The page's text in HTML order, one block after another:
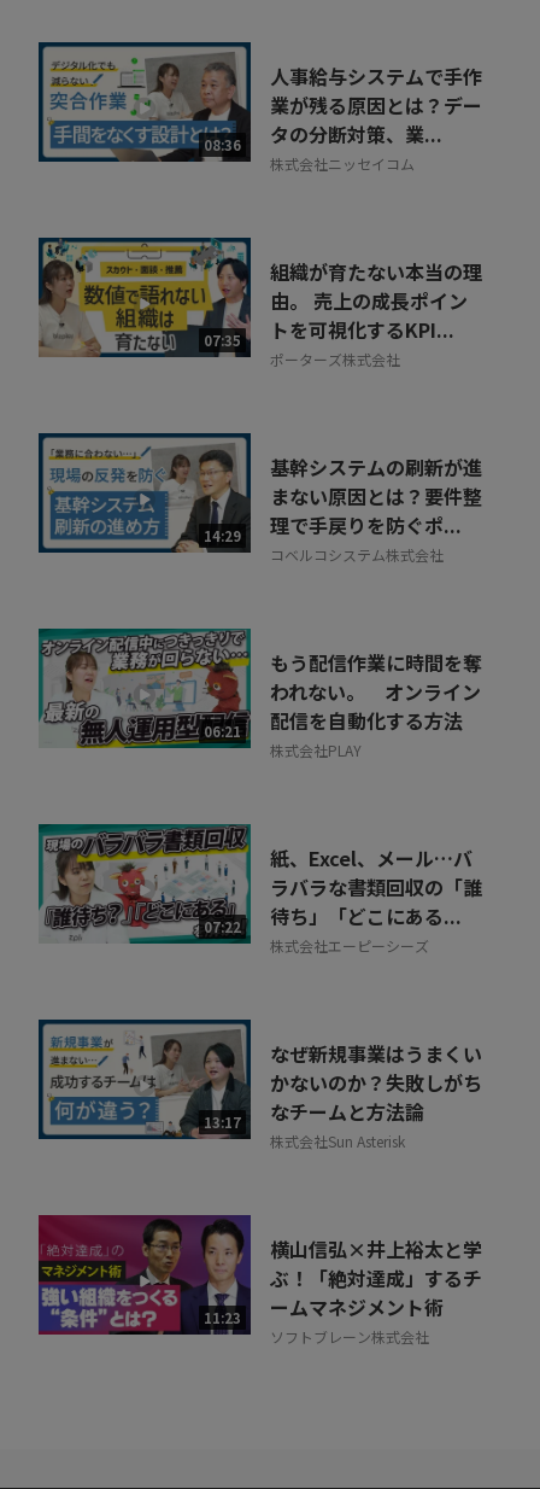
08:36
人事給与システムで手作
業が残る原因とは？デー
タの分断対策、業...
株式会社ニッセイコム
07:35
組織が育たない本当の理
由。 売上の成長ポイン
トを可視化するKPI...
ポーターズ株式会社
14:29
基幹システムの刷新が進
まない原因とは？要件整
理で手戻りを防ぐポ...
コベルコシステム株式会社
06:21
もう配信作業に時間を奪
われない。 オンライン
配信を自動化する方法
株式会社PLAY
07:22
紙、Excel、メール…バ
ラバラな書類回収の「誰
待ち」「どこにある...
株式会社エーピーシーズ
13:17
なぜ新規事業はうまくい
かないのか？失敗しがち
なチームと方法論
株式会社Sun Asterisk
11:23
横山信弘×井上裕太と学
ぶ！「絶対達成」するチ
ームマネジメント術
ソフトブレーン株式会社